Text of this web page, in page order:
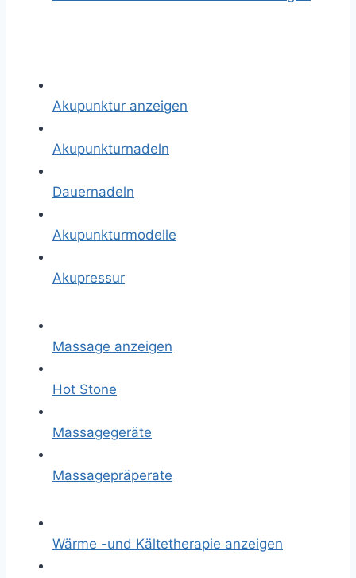
Akupunktur anzeigen
Akupunkturnadeln
Dauernadeln
Akupunkturmodelle
Akupressur
Massage anzeigen
Hot Stone
Massagegeräte
Massagepräperate
Wärme -und Kältetherapie anzeigen